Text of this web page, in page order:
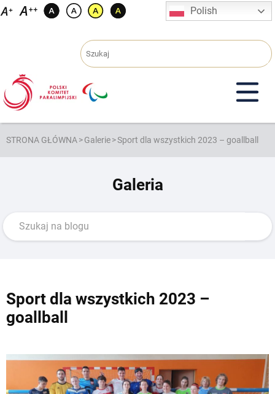
Przejdź
Polish
STRONA GŁÓWNA>Galerie>Sport dla wszystkich 2023 – goallball
Galeria
Sport dla wszystkich 2023 –
goallball